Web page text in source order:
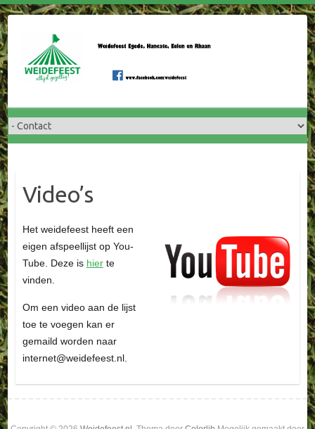
Doorgaan
naar
inhoud
Video’s
Het weidefeest heeft een
eigen afspeellijst op You-
Tube. Deze is hierte
vinden.
Om een video aan de lijst
toe te voegen kan er
gemaild worden naar
internet@weidefeest.nl.